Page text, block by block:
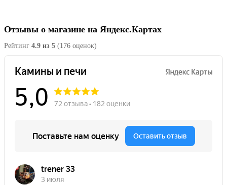
Отзывы о магазине на Яндекс.Картах
Рейтинг 4.9 из 5 (176 оценок)